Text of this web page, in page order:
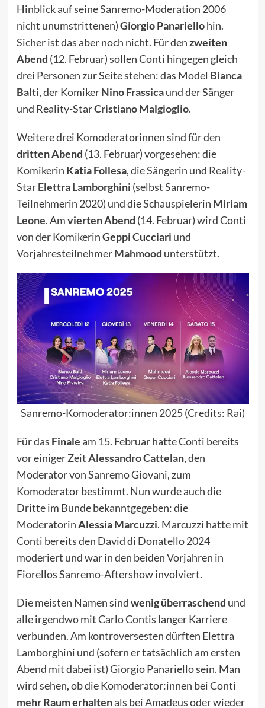
Hinblick auf seine Sanremo-Moderation 2006
nicht unumstrittenen)Giorgio Panariellohin.
Sicher ist das aber noch nicht. Für denzweiten
Abend (12. Februar) sollen Conti hingegen gleich
drei Personen zur Seite stehen: das Model Bianca
Balti, der KomikerNino Frassicaund der Sänger
und Reality-StarCristiano Malgioglio.
Weitere drei Komoderatorinnen sind für den
dritten Abend (13. Februar) vorgesehen: die
Komikerin Katia Follesa, die Sängerin und Reality-
StarElettra Lamborghini (selbst Sanremo-
Teilnehmerin 2020) und die Schauspielerin Miriam
Leone. Amvierten Abend (14. Februar) wird Conti
von der KomikerinGeppi Cucciari und
VorjahresteilnehmerMahmood unterstützt.
Sanremo-Komoderator:innen 2025 (Credits: Rai)
Für das Finaleam 15. Februar hatte Conti bereits
vor einiger ZeitAlessandro Cattelan, den
Moderator von Sanremo Giovani, zum
Komoderator bestimmt. Nun wurde auch die
Dritte im Bunde bekanntgegeben: die
ModeratorinAlessia Marcuzzi. Marcuzzi hatte mit
Conti bereits den David di Donatello2024
moderiert und war in den beiden Vorjahren in
Fiorellos Sanremo-Aftershow involviert.
Die meisten Namen sindwenig überraschend und
alle irgendwo mit Carlo Contis langer Karriere
verbunden. Am kontroversesten dürften Elettra
Lamborghini und (sofern er tatsächlich am ersten
Abend mit dabei ist) Giorgio Panariello sein. Man
wird sehen, ob die Komoderator:innen bei Conti
mehr Raum erhaltenals bei Amadeus oder wieder